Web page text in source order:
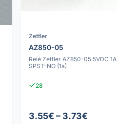
Zettler
AZ850-05
Relé Zettler AZ850-05 5VDC 1A
SPST-NO (1a)
28
3.55€ – 3.73€